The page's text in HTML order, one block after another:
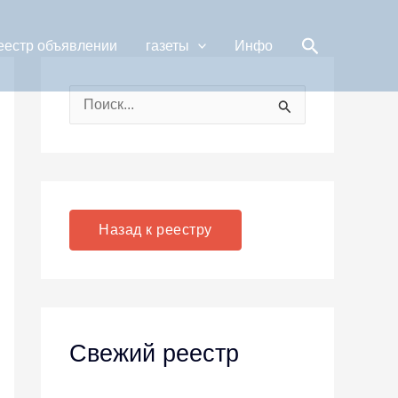
объявлении газеты Инфо Поиск
:
Назад к реестру
Свежий реестр